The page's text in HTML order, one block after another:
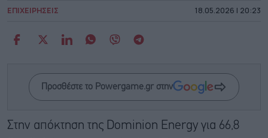
ΕΠΙΧΕΙΡΗΣΕΙΣ 18.05.2026 | 20:23
Προσθέστε το Powergame.gr στην
Στην απόκτηση της Dominion Energy για 66,8